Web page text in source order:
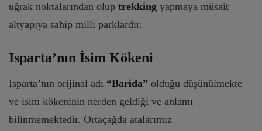
uğrak noktalarından olup trekking yapmaya müsait
altyapıya sahip milli parklardır.
Isparta’nın İsim Kökeni
Isparta’nın orijinal adı “Barida” olduğu düşünülmekte
ve isim kökeninin nerden geldiği ve anlamı
bilinmemektedir. Ortaçağda atalarımız